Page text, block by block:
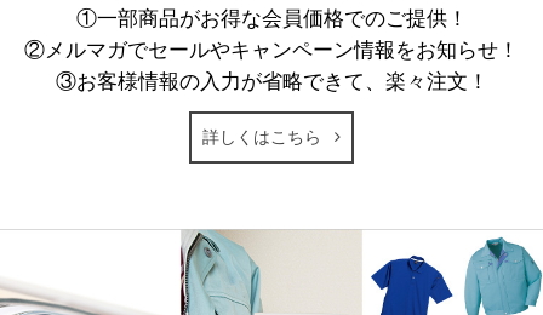
①一部商品がお得な会員価格でのご提供！
②メルマガでセールやキャンペーン情報をお知らせ！
③お客様情報の入力が省略できて、楽々注文！
詳しくはこちら